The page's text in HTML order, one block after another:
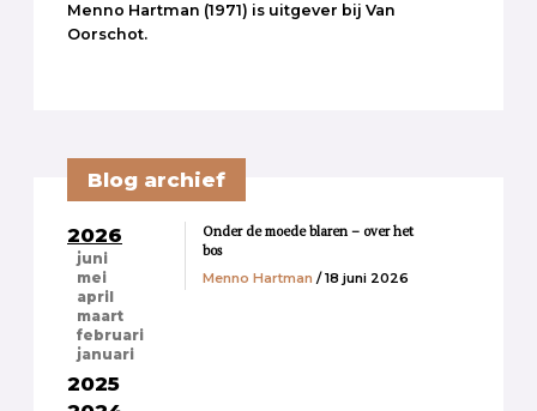
Menno Hartman (1971) is uitgever bij Van
Oorschot.
Blog archief
2026
juni
mei
april
maart
februari
januari
2025
Onder de moede blaren – over het
bos
Menno Hartman / 18 juni 2026